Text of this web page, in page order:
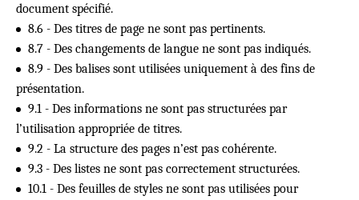
document spécifié.
8.6 - Des titres de page ne sont pas pertinents.
8.7 - Des changements de langue ne sont pas indiqués.
8.9 - Des balises sont utilisées uniquement à des fins de
présentation.
9.1 - Des informations ne sont pas structurées par
l’utilisation appropriée de titres.
9.2 - La structure des pages n’est pas cohérente.
9.3 - Des listes ne sont pas correctement structurées.
10.1 - Des feuilles de styles ne sont pas utilisées pour